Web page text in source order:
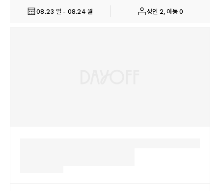
08.23 일 - 08.24 월 성인 2, 아동 0